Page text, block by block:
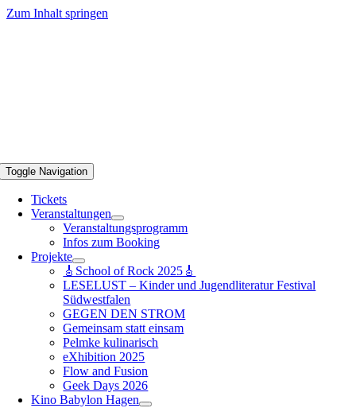
Zum Inhalt springen
Toggle Navigation
Tickets
Veranstaltungen
Veranstaltungsprogramm
Infos zum Booking
Projekte
🎸School of Rock 2025🎸
LESELUST – Kinder und Jugendliteratur Festival
Südwestfalen
GEGEN DEN STROM
Gemeinsam statt einsam
Pelmke kulinarisch
eXhibition 2025
Flow and Fusion
Geek Days 2026
Kino Babylon Hagen